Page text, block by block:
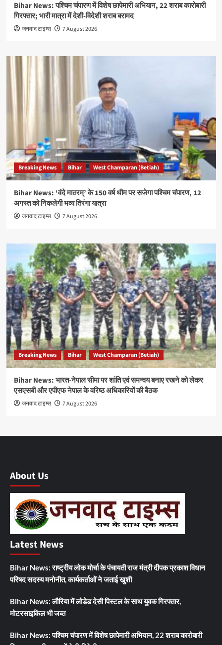
Bihar News: पश्चिम चंपारण में विशेष छापेमारी अभियान, 22 शराब कारोबारी
गिरफ्तार; भारी मात्रा में देशी-विदेशी शराब बरामद
जनवाद टाइम्स 7 August 2026
Breaking News Bihar West Champaran (Betiah)
Bihar News: ‘वंदे मातरम्’ के 150 वर्ष थीम पर सजेगा पश्चिम चंपारण, 12
अगस्त को निकलेगी भव्य तिरंगा यात्रा
जनवाद टाइम्स 7 August 2026
Breaking News Bihar West Champaran (Betiah)
Bihar News: भारत-नेपाल सीमा पर शांति एवं समन्वय बनाए रखने को लेकर
एसएसबी और एपीएफ नेपाल के वरिष्ठ अधिकारियों की बैठक
जनवाद टाइम्स 7 August 2026
About Us
Latest News
Bihar News: राष्ट्रीय लोक मोर्चा के पंचायती राज मंत्री दीपक प्रकाश विधान
परिषद सदस्य मनोनीत, कार्यकर्ताओं ने जताई खुशी
Bihar News: लौरिया में लोडेड देसी पिस्टल के साथ युवक गिरफ्तार,
मोटरसाइकिल भी जब्त
Bihar News: पश्चिम चंपारण में विशेष छापेमारी अभियान, 22 शराब कारोबारी